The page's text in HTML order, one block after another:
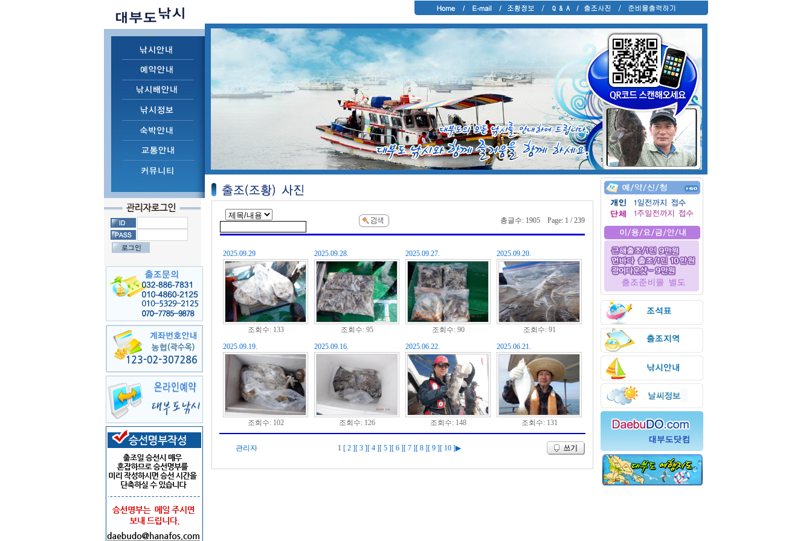
총글수: 1905 Page: 1 / 239
2025.09.29
조회수: 133
2025.09.28.
조회수: 95
2025.09.27.
조회수: 90
2025.09.20.
조회수: 91
2025.09.19.
조회수: 102
2025.09.16.
조회수: 126
2025.06.22.
조회수: 148
2025.06.21.
조회수: 131
관리자 1 [ 2 ][ 3 ][ 4 ][ 5 ][ 6 ][ 7 ][ 8 ][ 9 ][ 10 ]▶